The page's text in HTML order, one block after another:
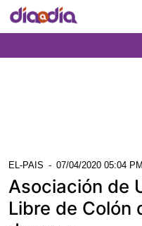
EL-PAIS - 07/04/2020 05:04 PM
Asociación de
Libre de Colón